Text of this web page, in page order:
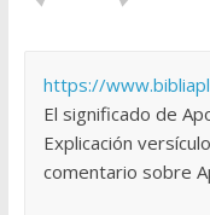
https://
El significado de
Explicación
comentario sobre